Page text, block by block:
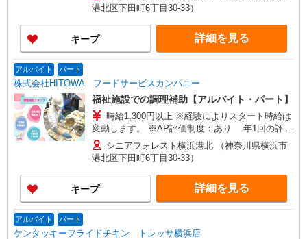
港北区下田町6丁目30-33）
キープ 詳細を見る
アルバイト パート
株式会社HITOWA フードサービスカンパニー
福祉施設での調理補助【アルバイト・パート】
時給1,300円以上 ※経験によりスタート時給は
変動します。 ※AP評価制度：あり 年1回の評価
により時給を見直します。 ※アルバイト賞与（寸
志）：あり 年2回。勤続年数により金額UP。
シニアフォレスト横浜港北 （神奈川県横浜市
港北区下田町6丁目30-33）
キープ 詳細を見る
アルバイト パート
ケンタッキーフライドチキン トレッサ横浜店